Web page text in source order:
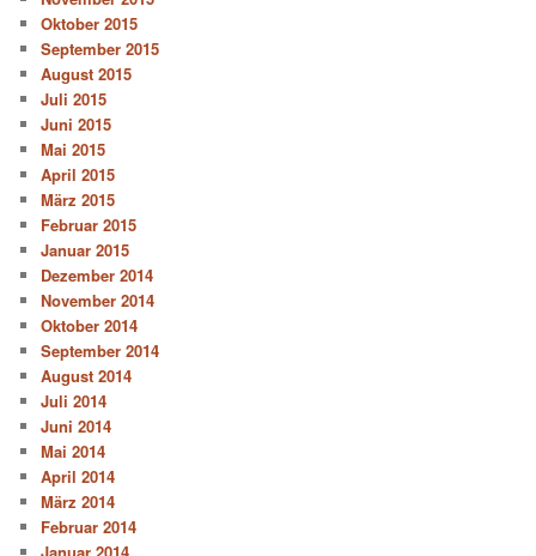
Oktober 2015
September 2015
August 2015
Juli 2015
Juni 2015
Mai 2015
April 2015
März 2015
Februar 2015
Januar 2015
Dezember 2014
November 2014
Oktober 2014
September 2014
August 2014
Juli 2014
Juni 2014
Mai 2014
April 2014
März 2014
Februar 2014